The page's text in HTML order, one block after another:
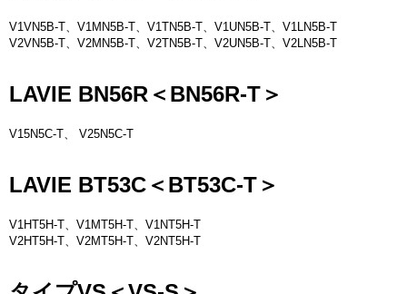
V1VN5B-T、V1MN5B-T、V1TN5B-T、V1UN5B-T、V1LN5B-T
V2VN5B-T、V2MN5B-T、V2TN5B-T、V2UN5B-T、V2LN5B-T
LAVIE BN56R＜BN56R-T＞
V15N5C-T、 V25N5C-T
LAVIE BT53C＜BT53C-T＞
V1HT5H-T、V1MT5H-T、V1NT5H-T
V2HT5H-T、V2MT5H-T、V2NT5H-T